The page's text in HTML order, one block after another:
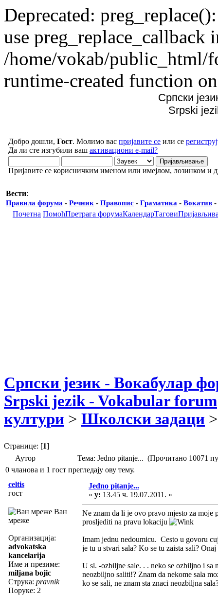
Deprecated:
use preg_replace_callback
/home/vokab/public_html/
runtime-created function
Српски
Srpski
Добро дошли, Гост. Молимо вас пријавите се или се
Да ли сте изгубили ваш активациони e-mail?
Пријавите се корисничким именом или имејлом, лозинком и
Вести:
Правила форума - Речник - Правопис - Граматика - Вокатив -
Почетна ПомоћПретрага форумаКалендарТагови
Српски језик - Вокабулар
Srpski jezik - Vokabular forum
култури > Школски задаци
Странице: [1]
Аутор
Тема: Jedno pitanje... (Прочитано 10071
0 чланова и 1 гост прегледају ову тему.
celtis
гост
Ван
мреже
Организација:
advokatska
kancelarija
Име и презиме:
miljana bojic
Струка: pravnik
Поруке: 2
Jedno pitanje...
« у: 13.45 ч. 19.07.2011. »
Ne znam da li je ovo pravo mjesto za moje
prosljediti na pravu lokaciju
Imam jednu nedoumicu. Cesto u govoru
je tu u stvari sala? Ko se tu zaista sali?
U sl. -ozbiljne sale. . . neko se ozbiljno i sa
neozbiljno saliti!? Znam da nekome sala
ko se sali, ne znam sta znaci neozbiljna